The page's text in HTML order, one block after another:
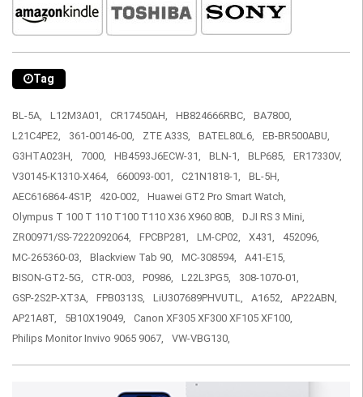
Tag
BL-5A, L12M3A01, CR17450AH, HB824666RBC,
BA7800,
L21C4PE2,
361-00146-00, ZTE A33S, BATEL80L6,
EB-BR500ABU,
G3HTA023H,
7000, HB4593J6ECW-31, BLN-1, BLP685,
ER17330V,
V30145-K1310-X464,
660093-001, C21N1818-1,
BL-5H,
AEC616864-4S1P,
420-002,
Huawei GT2 Pro Smart Watch,
Olympus T 100 T 110 T100 T110 X36 X960 80B,
DJI RS 3 Mini,
ZR00971/SS-7222092064,
FPCBP281, LM-CP02, X431,
452096,
MC-265360-03,
Blackview Tab 90, MC-308594,
A41-E15,
BISON-GT2-5G,
CTR-003, P0986, L22L3PG5,
308-1070-01,
GSP-2S2P-XT3A,
FPB0313S, LiU307689PHVUTL, A1652,
AP22ABN,
AP21A8T,
5B10X19049,
Canon XF305 XF300 XF105 XF100,
Philips Monitor Invivo 9065 9067,
VW-VBG130,